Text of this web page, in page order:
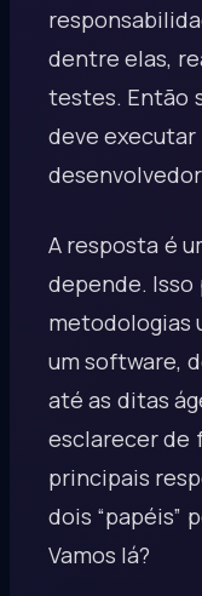
dentre elas,
testes. Então
deve
A resposta é
depende.
metodologias
um software,
até as ditas
esclarecer de
principais
dois “papéis”
Vamos lá?